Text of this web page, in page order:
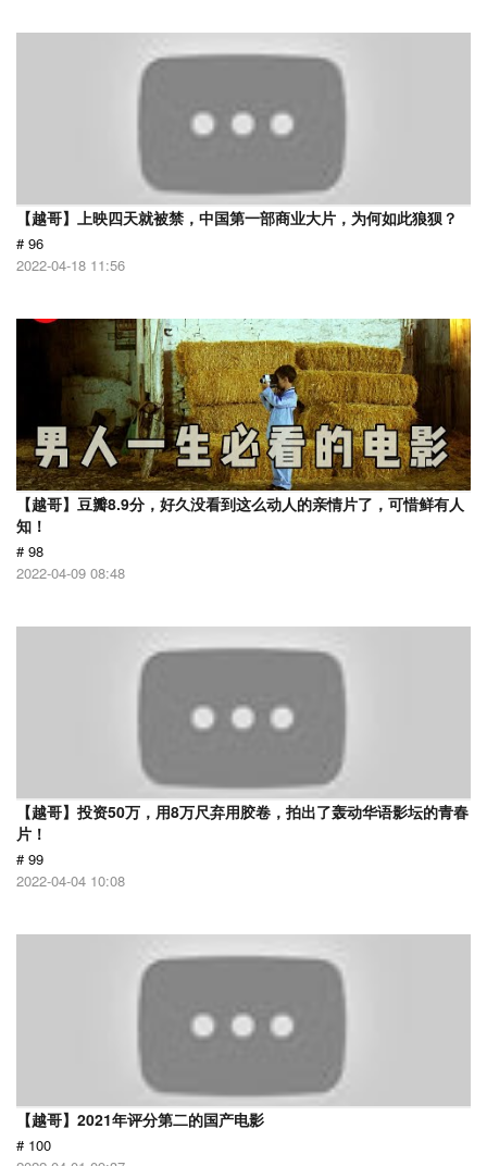
【越哥】上映四天就被禁，中国第一部商业大片，为何如此狼狈？
# 96
2022-04-18 11:56
【越哥】豆瓣8.9分，好久没看到这么动人的亲情片了，可惜鲜有人
知！
# 98
2022-04-09 08:48
【越哥】投资50万，用8万尺弃用胶卷，拍出了轰动华语影坛的青春
片！
# 99
2022-04-04 10:08
【越哥】2021年评分第二的国产电影
# 100